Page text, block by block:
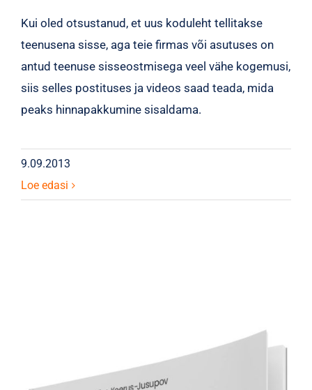
Kui oled otsustanud, et uus koduleht tellitakse
teenusena sisse, aga teie firmas või asutuses on
antud teenuse sisseostmisega veel vähe kogemusi,
siis selles postituses ja videos saad teada, mida
peaks hinnapakkumine sisaldama.
9.09.2013
Loe edasi